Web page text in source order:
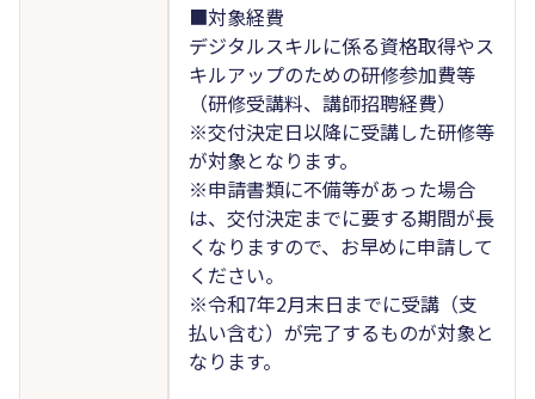
■対象経費
デジタルスキルに係る資格取得やス
キルアップのための研修参加費等
（研修受講料、講師招聘経費）
※交付決定日以降に受講した研修等
が対象となります。
※申請書類に不備等があった場合
は、交付決定までに要する期間が長
くなりますので、お早めに申請して
ください。
※令和7年2月末日までに受講（支
払い含む）が完了するものが対象と
なります。